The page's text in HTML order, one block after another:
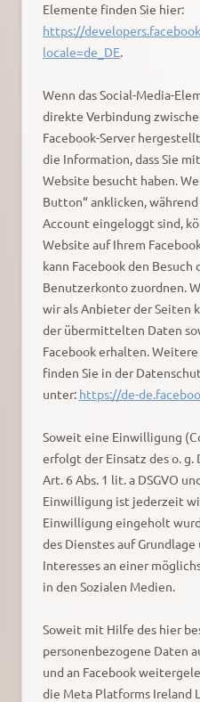
Elemente finden Sie hier:
https://
locale=de_DE.
Wenn das Social-Media-
direkte Verbindung
Facebook-Server
die Information, dass Sie
Website besucht haben.
Button“ anklicken,
Account eingeloggt sind,
Website auf Ihrem
kann Facebook den
Benutzerkonto zuordnen.
wir als Anbieter der Seiten
der übermittelten Daten
Facebook erhalten.
finden Sie in der
unter: https://de-
Soweit eine Einwilligung
erfolgt der Einsatz des o. g.
Art. 6 Abs. 1 lit. a DSGVO
Einwilligung ist jederzeit
Einwilligung eingeholt
des Dienstes auf
Interesses an einer
in den Sozialen Medien.
Soweit mit Hilfe des hier
personenbezogene Daten
und an Facebook
die Meta Platforms Ireland